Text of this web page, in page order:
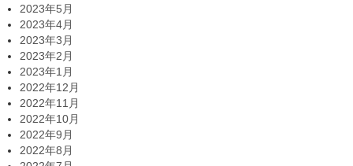
2023年5月
2023年4月
2023年3月
2023年2月
2023年1月
2022年12月
2022年11月
2022年10月
2022年9月
2022年8月